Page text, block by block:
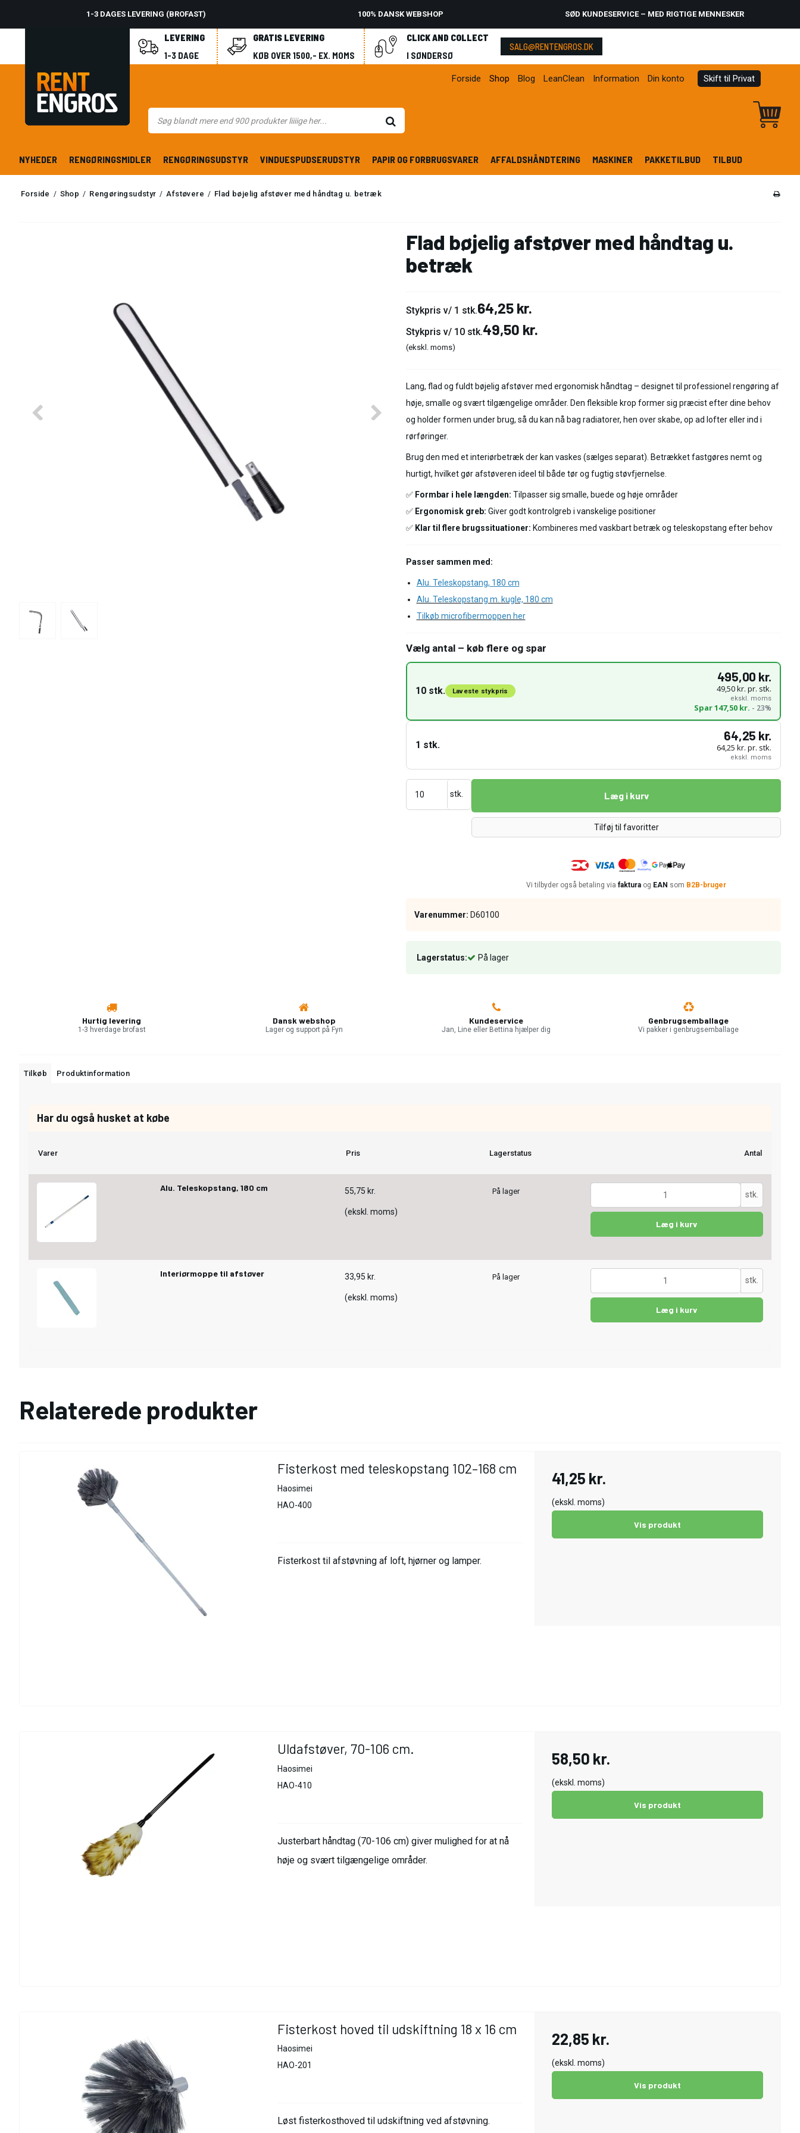
1-3 DAGES LEVERING (BROFAST) 100% DANSK WEBSHOP SØD KUNDESERVICE – MED RIGTIGE MENNESKER
LEVERING
1-3 DAGE
GRATIS LEVERING
KØB OVER 1500,- EX. MOMS
CLICK AND COLLECT
I SØNDERSØ
SALG@RENTENGROS.DK
Forside Shop Blog LeanClean Information Din konto Skift til Privat
NYHEDER RENGØRINGSMIDLER RENGØRINGSUDSTYR VINDUESPUDSERUDSTYR PAPIR OG FORBRUGSVARER AFFALDSHÅNDTERING MASKINER PAKKETILBUD TILBUD
Forside / Shop / Rengøringsudstyr / Afstøvere / Flad bøjelig afstøver med håndtag u. betræk
Flad bøjelig afstøver med håndtag u.
betræk
Stykpris v/ 1 stk.64,25 kr.
Stykpris v/ 10 stk.49,50 kr.
(ekskl. moms)
Lang, flad og fuldt bøjelig afstøver med ergonomisk håndtag – designet til professionel rengøring af
høje, smalle og svært tilgængelige områder. Den fleksible krop former sig præcist efter dine behov
og holder formen under brug, så du kan nå bag radiatorer, hen over skabe, op ad lofter eller ind i
rørføringer.
Brug den med et interiørbetræk der kan vaskes (sælges separat). Betrækket fastgøres nemt og
hurtigt, hvilket gør afstøveren ideel til både tør og fugtig støvfjernelse.
✅ Formbar i hele længden: Tilpasser sig smalle, buede og høje områder
✅ Ergonomisk greb: Giver godt kontrolgreb i vanskelige positioner
✅ Klar til flere brugssituationer: Kombineres med vaskbart betræk og teleskopstang efter behov
Passer sammen med:
Alu. Teleskopstang, 180 cm
Alu. Teleskopstang m. kugle, 180 cm
Tilkøb microfibermoppen her
Vælg antal – køb flere og spar
10 stk. Laveste stykpris
495,00 kr.
49,50 kr. pr. stk.
ekskl. moms
Spar 147,50 kr. - 23%
1 stk.
64,25 kr.
64,25 kr. pr. stk.
ekskl. moms
stk. Læg i kurv
Tilføj til favoritter
Vi tilbyder også betaling via faktura og EAN som B2B-bruger
Varenummer: D60100
Lagerstatus: På lager
Hurtig levering
1-3 hverdage brofast
Dansk webshop
Lager og support på Fyn
Kundeservice
Jan, Line eller Bettina hjælper dig
Genbrugsemballage
Vi pakker i genbrugsemballage
Tilkøb Produktinformation
Har du også husket at købe
Varer Pris Lagerstatus Antal
Alu. Teleskopstang, 180 cm 55,75 kr.
(ekskl. moms)
På lager stk.
Læg i kurv
Interiørmoppe til afstøver 33,95 kr.
(ekskl. moms)
På lager stk.
Læg i kurv
Relaterede produkter
Fisterkost med teleskopstang 102–168 cm
Haosimei
HAO-400
Fisterkost til afstøvning af loft, hjørner og lamper.
41,25 kr.
(ekskl. moms)
Vis produkt
Uldafstøver, 70-106 cm.
Haosimei
HAO-410
Justerbart håndtag (70-106 cm) giver mulighed for at nå
høje og svært tilgængelige områder.
58,50 kr.
(ekskl. moms)
Vis produkt
Fisterkost hoved til udskiftning 18 x 16 cm
Haosimei
HAO-201
Løst fisterkosthoved til udskiftning ved afstøvning.
22,85 kr.
(ekskl. moms)
Vis produkt